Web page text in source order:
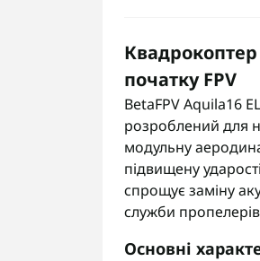
Квадрокоптер
початку FPV
BetaFPV Aquila16
розроблений для
модульну
підвищену
спрощує заміну
служби
Основні